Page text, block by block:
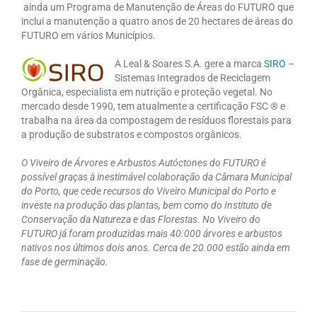
ainda um Programa de Manutenção de Áreas do FUTURO que
inclui a manutenção a quatro anos de 20 hectares de áreas do
FUTURO em vários Municípios.
A Leal & Soares S.A. gere a marca SIRO –
Sistemas Integrados de Reciclagem
Orgânica, especialista em nutrição e proteção vegetal. No
mercado desde 1990, tem atualmente a certificação FSC ® e
trabalha na área da compostagem de resíduos florestais para
a produção de substratos e compostos orgânicos.
O Viveiro de Árvores e Arbustos Autóctones do FUTURO é
possível graças à inestimável colaboração da Câmara Municipal
do Porto, que cede recursos do Viveiro Municipal do Porto e
investe na produção das plantas, bem como do Instituto de
Conservação da Natureza e das Florestas. No Viveiro do
FUTURO já foram produzidas mais 40.000 árvores e arbustos
nativos nos últimos dois anos. Cerca de 20.000 estão ainda em
fase de germinação.